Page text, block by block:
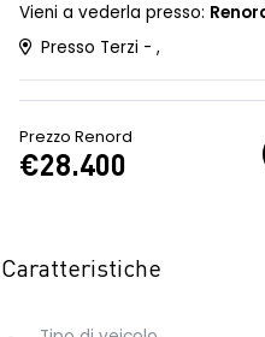
Vieni a vederla presso:
Presso Terzi - ,
Prezzo Renord
€28.400
Caratteristiche